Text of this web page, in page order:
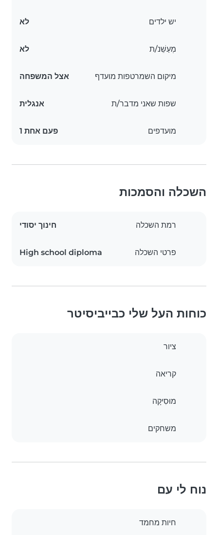
יש ילדים לא
מְעַשֵׁנ/ת לא
מיקום השמרטפות מועדף אצל המשפחה
שפות שאני מדבר/ת אנגלית
מועדפים פעם אחת 1
השכלה והסמכות
רמת השכלה חינוך יסודי
פרטי השכלה High school diploma
כוחות העל שלי כבייביסיטר
ציור
קריאה
מוּסִיקָה
משחקים
נוח לי עם
חיות מחמד